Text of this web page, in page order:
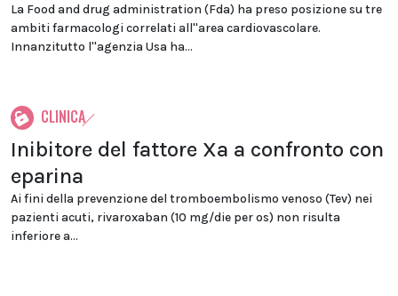
La Food and drug administration (Fda) ha preso posizione su tre
ambiti farmacologi correlati all''area cardiovascolare.
Innanzitutto l''agenzia Usa ha...
CLINICA
Inibitore del fattore Xa a confronto con
eparina
Ai fini della prevenzione del tromboembolismo venoso (Tev) nei
pazienti acuti, rivaroxaban (10 mg/die per os) non risulta
inferiore a...